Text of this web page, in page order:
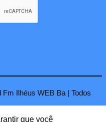
que você
Ilhéus WEB Ba | Todos